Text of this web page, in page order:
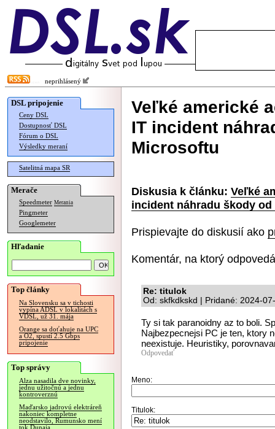
neprihlásený
DSL pripojenie
Ceny DSL
Dostupnosť DSL
Fórum o DSL
Výsledky meraní
Satelitná mapa SR
Merače
Speedmeter Merania
Pingmeter
Googlemeter
Hľadanie
Top články
Na Slovensku sa v tichosti
vypína ADSL v lokalitách s
VDSL, už 31. mája
Orange sa doťahuje na UPC
a O2, spustí 2.5 Gbps
pripojenie
Top správy
Alza nasadila dve novinky,
jednu užitočnú a jednu
kontroverznú
Maďarsko jadrovú elektráreň
nakoniec kompletne
neodstavilo, Rumunsko mení
tok Dunaja
Veľké americké
IT incident
Microsoftu
Diskusia k článku: Veľké
incident náhradu škody
Prispievajte do diskusií ako
Komentár, na ktorý
Re: titulok
Od: skfkdkskd | Pridané: 2024-
Ty si tak paranoidny az to boli.
Najbezpecnejsi PC je ten, ktory
neexistuje. Heuristiky,
Odpovedať
Meno:
Titulok: